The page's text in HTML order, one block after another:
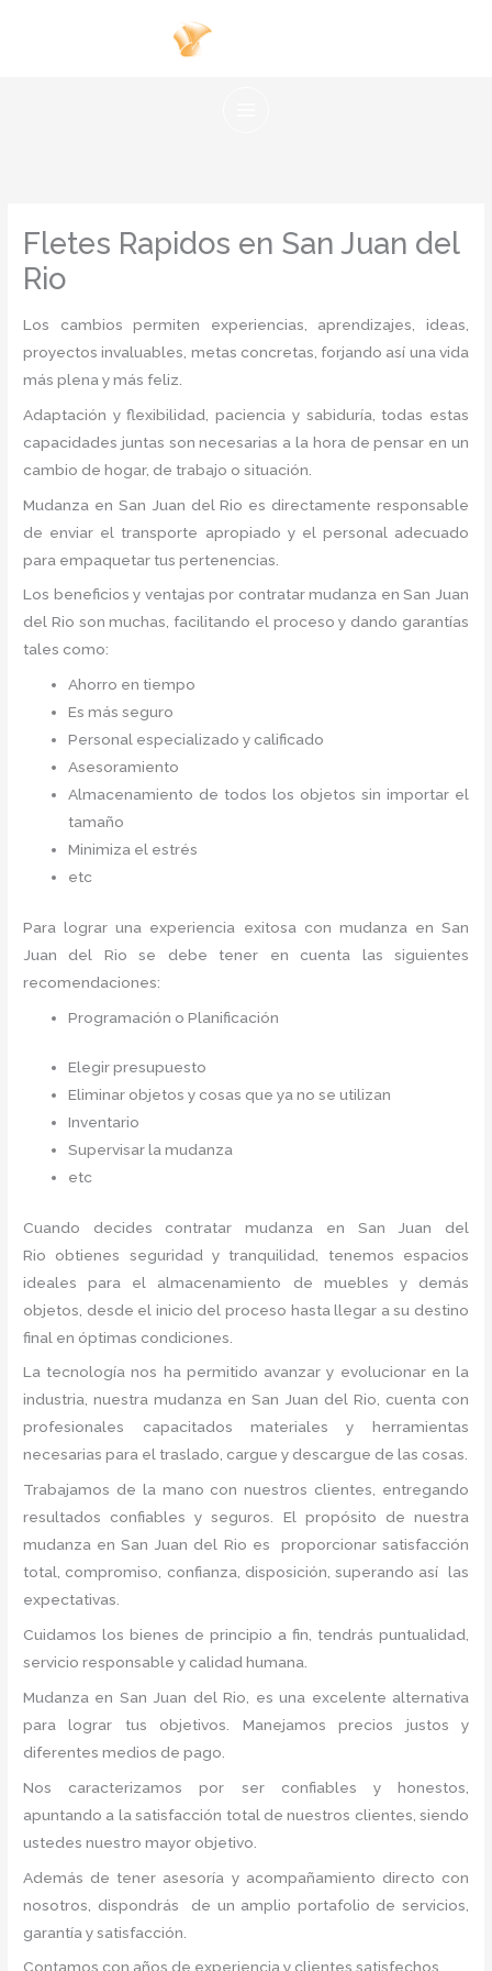
Fletes Rapidos en San Juan del
Rio
Los cambios permiten experiencias, aprendizajes, ideas,
proyectos invaluables, metas concretas, forjando así una vida
más plena y más feliz.
Adaptación y flexibilidad, paciencia y sabiduría, todas estas
capacidades juntas son necesarias a la hora de pensar en un
cambio de hogar, de trabajo o situación.
Mudanza en San Juan del Rio es directamente responsable
de enviar el transporte apropiado y el personal adecuado
para empaquetar tus pertenencias.
Los beneficios y ventajas por contratar mudanza en San Juan
del Rio son muchas, facilitando el proceso y dando garantías
tales como:
Ahorro en tiempo
Es más seguro
Personal especializado y calificado
Asesoramiento
Almacenamiento de todos los objetos sin importar el
tamaño
Minimiza el estrés
etc
Para lograr una experiencia exitosa con mudanza en San
Juan del Rio
se debe tener en cuenta las siguientes
recomendaciones:
Programación o Planificación
Elegir presupuesto
Eliminar objetos y cosas que ya no se utilizan
Inventario
Supervisar la mudanza
etc
Cuando decides contratar mudanza en San Juan del
Rio
obtienes seguridad y tranquilidad, tenemos espacios
ideales para el almacenamiento de muebles y demás
objetos, desde el inicio del proceso hasta llegar a su destino
final en óptimas condiciones.
La tecnología nos ha permitido avanzar y evolucionar en la
industria, nuestra mudanza en San Juan del Rio, cuenta con
profesionales capacitados materiales y herramientas
necesarias para el traslado, cargue y descargue de las cosas.
Trabajamos de la mano con nuestros clientes, entregando
resultados confiables y seguros. El propósito de nuestra
mudanza en San Juan del Rio es proporcionar satisfacción
total, compromiso, confianza, disposición, superando así las
expectativas.
Cuidamos los bienes de principio a fin, tendrás puntualidad,
servicio responsable y calidad humana.
Mudanza en San Juan del Rio, es una excelente alternativa
para lograr tus objetivos. Manejamos precios justos y
diferentes medios de pago.
Nos caracterizamos por ser confiables y honestos,
apuntando a la satisfacción total de nuestros clientes, siendo
ustedes nuestro mayor objetivo.
Además de tener asesoría y acompañamiento directo con
nosotros, dispondrás de un amplio portafolio de servicios,
garantía y satisfacción.
Contamos con años de experiencia y clientes satisfechos.